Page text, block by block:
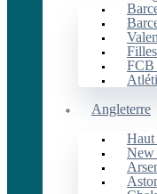
FCB
Angleterre
Haut
New